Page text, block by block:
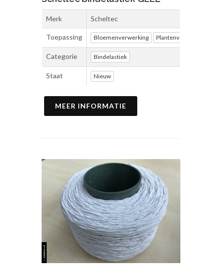
Merk Scheltec
Toepassing Bloemenverwerking Plantenverwerking
Categorie Bindelastiek
Staat Nieuw
MEER INFORMATIE